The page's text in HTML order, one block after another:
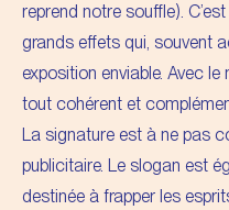
reprend notre souffle).
grands effets qui, souvent
exposition enviable. Avec le
tout cohérent et
La signature est à ne pas
publicitaire. Le slogan est
destinée à frapper les